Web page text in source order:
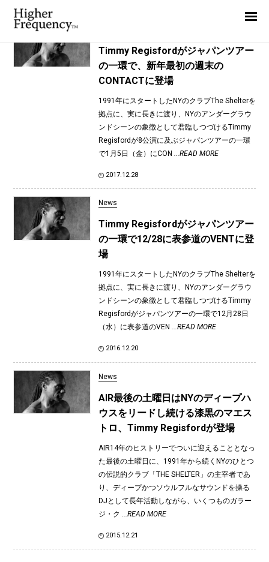
TAG: Timmy Regisford
Timmy Regisfordがジャパンツアー
の一環で、新年最初の週末の
CONTACTに登場
1991年にスタートしたNYのクラブThe Shelterを
拠点に、実に長きに渡り、NYのアンダーグラウ
ンドシーンの象徴として君臨しつづけるTimmy
Regisfordが8公演に及ぶジャパンツアーの一環
で1月5日（金）にCON ...READ MORE
2017.12.28
News
Timmy Regisfordがジャパンツアー
の一環で12/28に表参道のVENTに登
場
1991年にスタートしたNYのクラブThe Shelterを
拠点に、実に長きに渡り、NYのアンダーグラウ
ンドシーンの象徴として君臨しつづけるTimmy
Regisfordがジャパンツアーの一環で12月28日
（水）に表参道のVEN ...READ MORE
2016.12.20
News
AIR最後の土曜日はNYのディープハ
ウスをリードし続ける漆黒のマエス
トロ、Timmy Regisfordが登場
AIR14年のヒストリーでついに迎えることとなっ
た最後の土曜日に、1991年から続くNYのひとつ
の伝説的クラブ「THE SHELTER」の主宰者であ
り、ディープかつソウルフルなサウンドを操る
DJとして長年活動しながら、いくつものガラー
ジ・ク
...READ MORE
2015.12.21
News
Interview
Report